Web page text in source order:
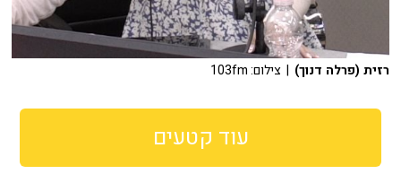
רזית (פרלה דנוך) | צילום: 103fm
עוד קטעים